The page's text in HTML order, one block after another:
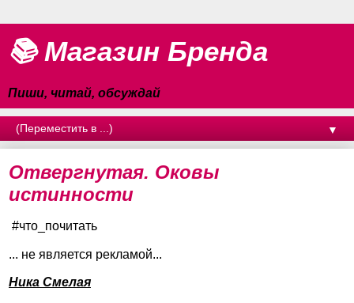
📚 Магазин Бренда
Пиши, читай, обсуждай
▼
Отвергнутая. Оковы
истинности
#что_почитать
... не является рекламой...
Ника Смелая